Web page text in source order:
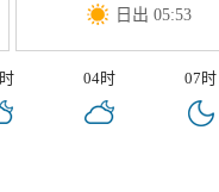
日出 05:53
04时 07时